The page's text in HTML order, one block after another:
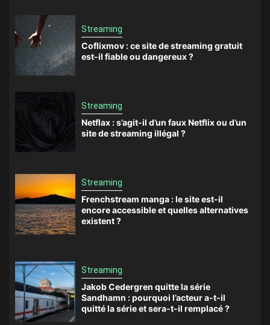
Streaming
Coflixmov : ce site de streaming gratuit
est-il fiable ou dangereux ?
Streaming
Netflax : s’agit-il d’un faux Netflix ou d’un
site de streaming illégal ?
Streaming
Frenchstream manga : le site est-il
encore accessible et quelles alternatives
existent ?
Streaming
Jakob Cedergren quitte la série
Sandhamn : pourquoi l’acteur a-t-il
quitté la série et sera-t-il remplacé ?